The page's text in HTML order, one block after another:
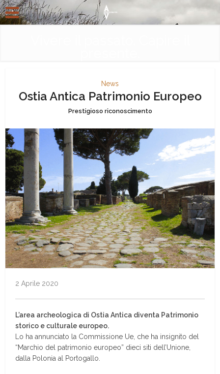
News
Ostia Antica Patrimonio Europeo
Prestigioso riconoscimento
2 Aprile 2020
L’area archeologica di Ostia Antica diventa Patrimonio
storico e culturale europeo.
Lo ha annunciato la Commissione Ue, che ha insignito del
“Marchio del patrimonio europeo” dieci siti dell’Unione,
dalla Polonia al Portogallo.